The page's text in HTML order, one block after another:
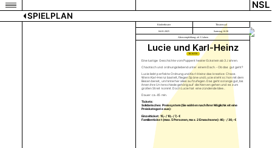
NSL
SPIELPLAN
Kindertheater Theatersaal
04.01.2025 Samstag 16:30
Altersempfehlung: ab 3 Jahren
Lucie und Karl-Heinz
TICKETS
Eine lustige Geschichte vom Puppentheater Eckstein ab 3 Jahren.
Chaotisch und ordnungsliebend unter einem Dach. - Ob das gut geht?
Lucie liebt perfekte Ordnung und Karl-Heinz das kreative Chaos.
Wenn Karl-Heinz bastelt, fliegen Späne und Lucie steht schon mit dem
Besen bereit, um hinterher alles aufzufegen. Das geht solange gut, bis
ihnen ihre Unterschiede gehörig auf die Nerven gehen und es zum
großen Streit kommt. Doch Lucie hat eine zündende Idee...
Dauer: ca. 45 min.
Tickets:
Solidarisches Preissystem (Sie wählen nach Ihrer Möglichkeit eine
Preiskategorie aus):
Einzelticket: 15,- / 10,- / 7,- €
Familienticket (max. 5 Personen, max. 2 Erwachsene): 40,- / 30,- €